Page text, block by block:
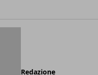
Redazione